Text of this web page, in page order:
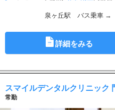
泉ヶ丘駅 バス乗車 →
詳細をみる
スマイルデンタルクリニック
常勤